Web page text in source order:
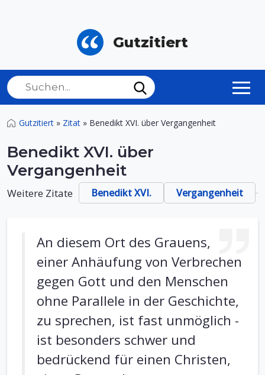
Gutzitiert
Gutzitiert » Zitat » Benedikt XVI. über Vergangenheit
Benedikt XVI. über
Vergangenheit
Weitere Zitate Benedikt XVI. Vergangenheit
An diesem Ort des Grauens,
einer Anhäufung von Verbrechen
gegen Gott und den Menschen
ohne Parallele in der Geschichte,
zu sprechen, ist fast unmöglich -
ist besonders schwer und
bedrückend für einen Christen,